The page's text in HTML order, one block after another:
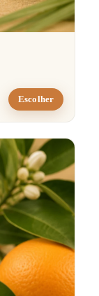
Escolher